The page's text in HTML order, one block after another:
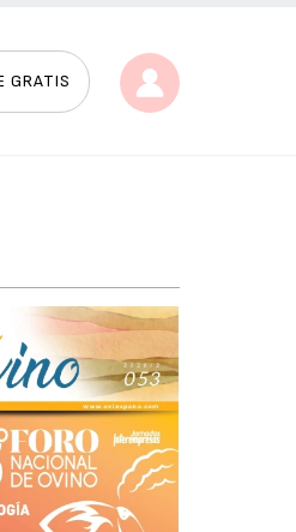
GRATIS